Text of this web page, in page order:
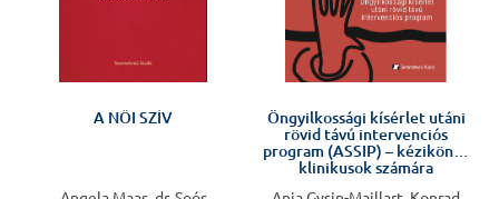
A NŐI SZÍV
Öngyilkossági kísérlet utáni
rövid távú intervenciós
program (ASSIP) – kézikönyv
klinikusok számára